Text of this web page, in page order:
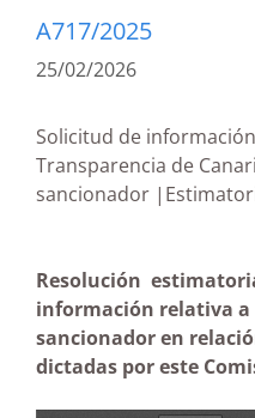
A717/2025
25/02/2026
Solicitud de
Transparencia de
Resolución
información relativa a
sancionador en
dictadas por este